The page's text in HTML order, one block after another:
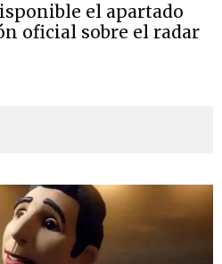
el apartado
oficial sobre el radar